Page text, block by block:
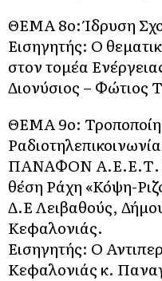
ΘΕΜΑ 8o: Ίδρυση
Εισηγητής: Ο
στον τομέα
Διονύσιος – Φώτιος
ΘΕΜΑ 9o:
ΠΑΝΑΦΟΝ Α.Ε.Ε.Τ.
θέση Ράχη «Κόψη-
Δ.Ε Λειβαθούς,
Κεφαλονιάς.
Εισηγητής: Ο
Κεφαλονιάς κ.